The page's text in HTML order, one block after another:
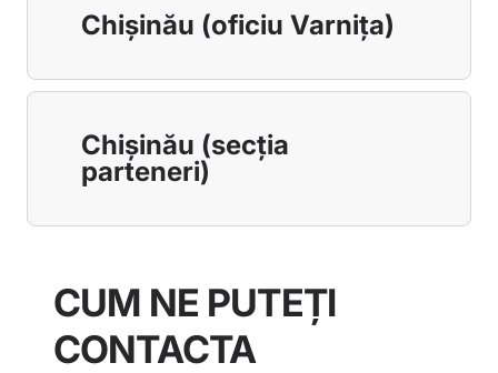
Chișinău (oficiu Varnița)
Chișinău (secția
parteneri)
CUM NE PUTEȚI
CONTACTA